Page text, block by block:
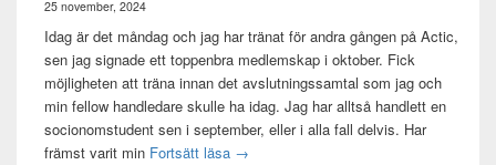
25 november, 2024
Idag är det måndag och jag har tränat för andra gången på Actic,
sen jag signade ett toppenbra medlemskap i oktober. Fick
möjligheten att träna innan det avslutningssamtal som jag och
min fellow handledare skulle ha idag. Jag har alltså handlett en
socionomstudent sen i september, eller i alla fall delvis. Har
främst varit min Fortsätt läsa Att vara handledare åt en student
→